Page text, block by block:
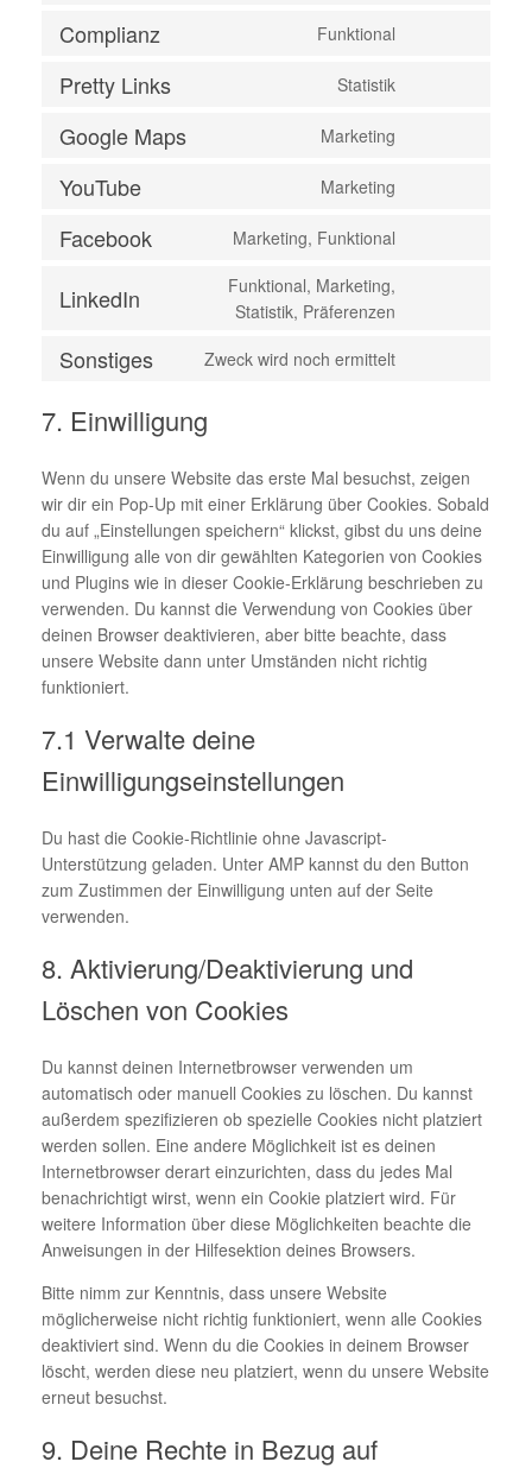
Complianz Funktional
Pretty Links Statistik
Google Maps Marketing
YouTube Marketing
Facebook Marketing, Funktional
LinkedIn
Funktional, Marketing,
Statistik, Präferenzen
Sonstiges Zweck wird noch ermittelt
7. Einwilligung
Wenn du unsere Website das erste Mal besuchst, zeigen
wir dir ein Pop-Up mit einer Erklärung über Cookies. Sobald
du auf „Einstellungen speichern“ klickst, gibst du uns deine
Einwilligung alle von dir gewählten Kategorien von Cookies
und Plugins wie in dieser Cookie-Erklärung beschrieben zu
verwenden. Du kannst die Verwendung von Cookies über
deinen Browser deaktivieren, aber bitte beachte, dass
unsere Website dann unter Umständen nicht richtig
funktioniert.
7.1 Verwalte deine
Einwilligungseinstellungen
Du hast die Cookie-Richtlinie ohne Javascript-
Unterstützung geladen. Unter AMP kannst du den Button
zum Zustimmen der Einwilligung unten auf der Seite
verwenden.
8. Aktivierung/Deaktivierung und
Löschen von Cookies
Du kannst deinen Internetbrowser verwenden um
automatisch oder manuell Cookies zu löschen. Du kannst
außerdem spezifizieren ob spezielle Cookies nicht platziert
werden sollen. Eine andere Möglichkeit ist es deinen
Internetbrowser derart einzurichten, dass du jedes Mal
benachrichtigt wirst, wenn ein Cookie platziert wird. Für
weitere Information über diese Möglichkeiten beachte die
Anweisungen in der Hilfesektion deines Browsers.
Bitte nimm zur Kenntnis, dass unsere Website
möglicherweise nicht richtig funktioniert, wenn alle Cookies
deaktiviert sind. Wenn du die Cookies in deinem Browser
löscht, werden diese neu platziert, wenn du unsere Website
erneut besuchst.
9. Deine Rechte in Bezug auf